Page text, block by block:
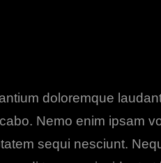
doloremque
Nemo enim ipsam
sequi nesciunt.